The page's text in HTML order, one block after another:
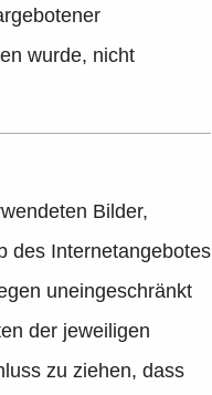
wurde, nicht
Bilder,
des Internetangebotes
uneingeschränkt
der jeweiligen
zu ziehen, dass